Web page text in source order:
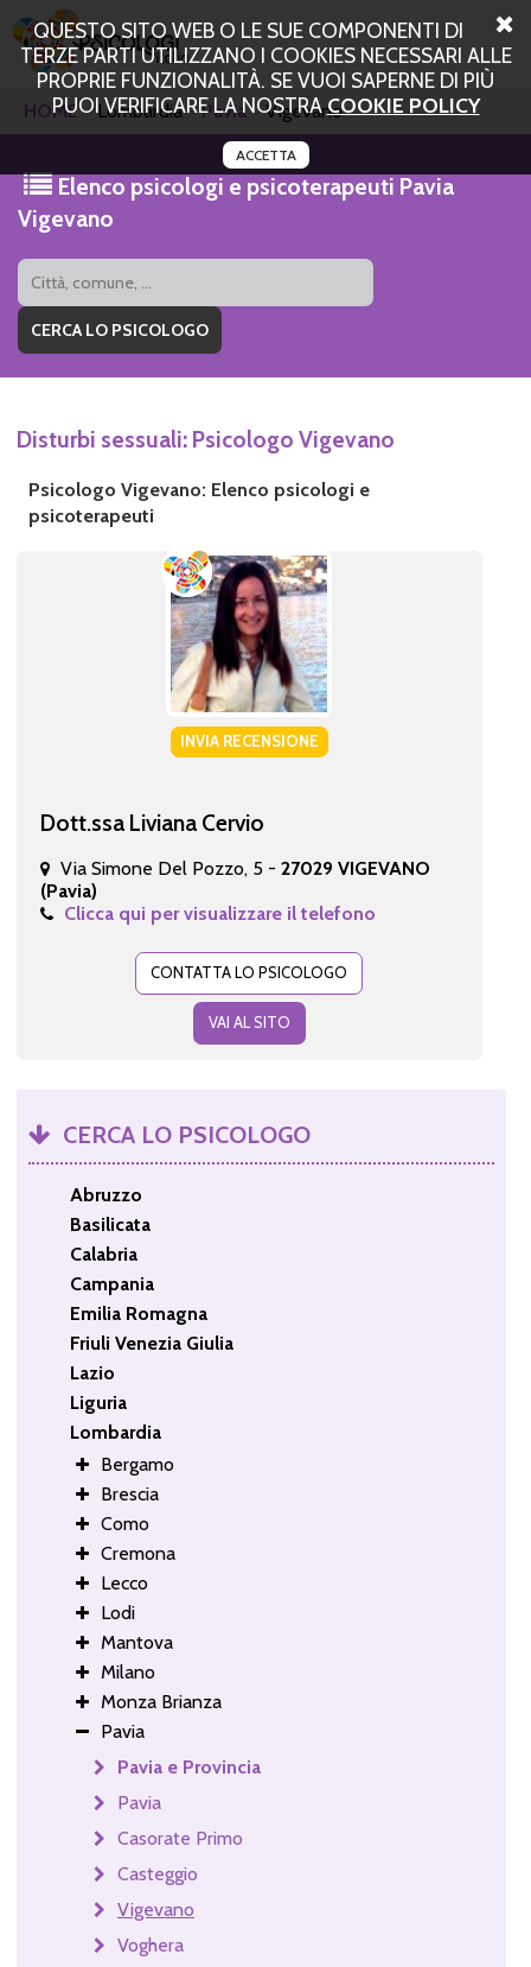
QUESTO SITO WEB O LE SUE COMPONENTI DI
TERZE PARTI UTILIZZANO I COOKIES NECESSARI ALLE
PROPRIE FUNZIONALITÀ. SE VUOI SAPERNE DI PIÙ
PUOI VERIFICARE LA NOSTRACOOKIE POLICY
ACCETTA
HOME Lombardia Pavia Vigevano
Elenco psicologi e psicoterapeuti Pavia
Vigevano
Disturbi sessuali: Psicologo Vigevano
Psicologo Vigevano: Elenco psicologi e
psicoterapeuti
INVIA RECENSIONE
Dott.ssa Liviana Cervio
Via Simone Del Pozzo, 5 - 27029 VIGEVANO
(Pavia)
Clicca qui per visualizzare il telefono
CONTATTA LO PSICOLOGO
VAI AL SITO
CERCA LO PSICOLOGO
Abruzzo
Basilicata
Calabria
Campania
Emilia Romagna
Friuli Venezia Giulia
Lazio
Liguria
Lombardia
Bergamo
Brescia
Como
Cremona
Lecco
Lodi
Mantova
Milano
Monza Brianza
Pavia
Pavia e Provincia
Pavia
Casorate Primo
Casteggio
Vigevano
Voghera